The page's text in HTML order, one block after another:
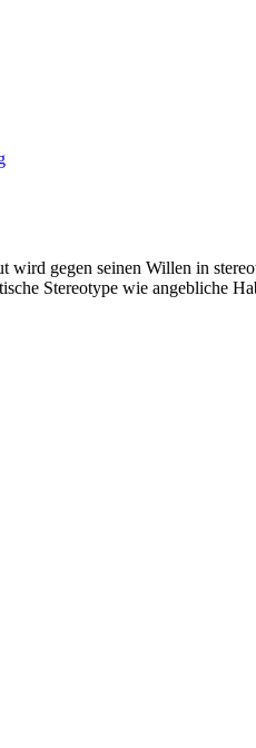
gegen seinen Willen in
Stereotype wie angebliche